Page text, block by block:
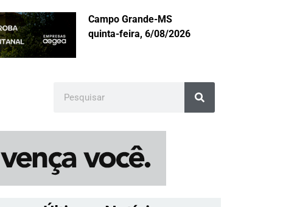
Campo Grande-MS
quinta-feira, 6/08/2026